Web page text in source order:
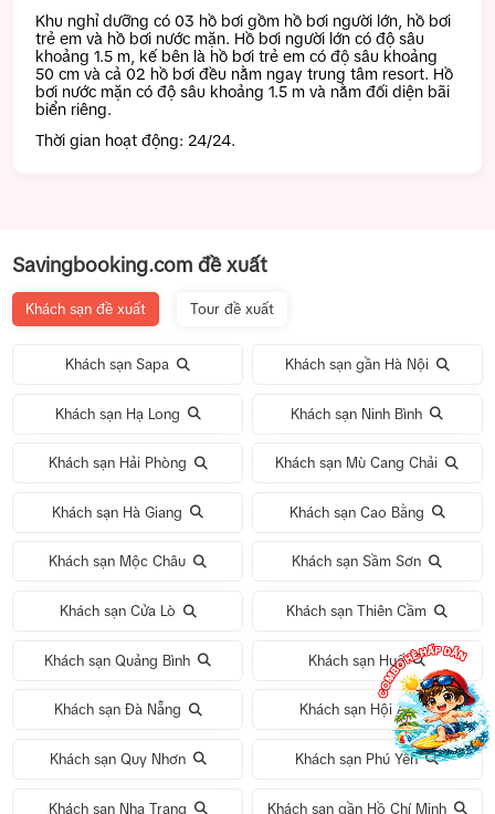
Khu nghỉ dưỡng có 03 hồ bơi gồm hồ bơi người lớn, hồ bơi
trẻ em và hồ bơi nước mặn. Hồ bơi người lớn có độ sâu
khoảng 1.5 m, kế bên là hồ bơi trẻ em có độ sâu khoảng
50 cm và cả 02 hồ bơi đều nằm ngay trung tâm resort. Hồ
bơi nước mặn có độ sâu khoảng 1.5 m và nằm đối diện bãi
biển riêng.
Thời gian hoạt động: 24/24.
Savingbooking.com đề xuất
Khách sạn đề xuất Tour đề xuất
Khách sạn Sapa Khách sạn gần Hà Nội
Khách sạn Hạ Long Khách sạn Ninh Bình
Khách sạn Hải Phòng Khách sạn Mù Cang Chải
Khách sạn Hà Giang Khách sạn Cao Bằng
Khách sạn Mộc Châu Khách sạn Sầm Sơn
Khách sạn Cửa Lò Khách sạn Thiên Cầm
Khách sạn Quảng Bình Khách sạn Huế
Khách sạn Đà Nẵng Khách sạn Hội An
Khách sạn Quy Nhơn Khách sạn Phú Yên
Khách sạn Nha Trang Khách sạn gần Hồ Chí Minh